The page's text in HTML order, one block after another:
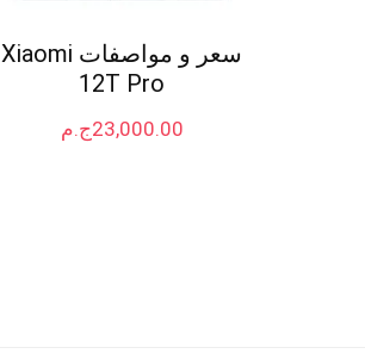
سعر و مواصفات Xiaomi
12T Pro
ج.م23,000.00